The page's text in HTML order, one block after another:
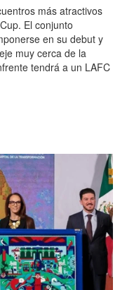
más atractivos
El conjunto
en su debut y
muy cerca de la
tendrá a un LAFC